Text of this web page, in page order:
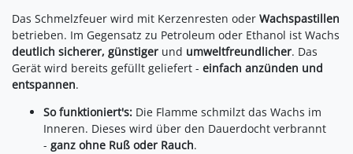
Das Schmelzfeuer wird mit Kerzenresten oder Wachspastillen
betrieben. Im Gegensatz zu Petroleum oder Ethanol ist Wachs
deutlich sicherer, günstiger und umweltfreundlicher. Das
Gerät wird bereits gefüllt geliefert - einfach anzünden und
entspannen.
So funktioniert's: Die Flamme schmilzt das Wachs im
Inneren. Dieses wird über den Dauerdocht verbrannt
- ganz ohne Ruß oder Rauch.